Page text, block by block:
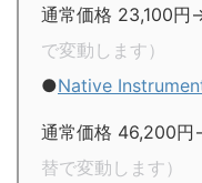
通常価格 23,100円
で変動します）
●Native
通常価格 46,200円
替で変動します）